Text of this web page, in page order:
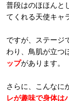
普段はのほほんと
てくれる天使キャ
ですが、ステージ
わり、鳥肌が立つ
ップがあります。
さらに、こんなに
レが趣味で身体は